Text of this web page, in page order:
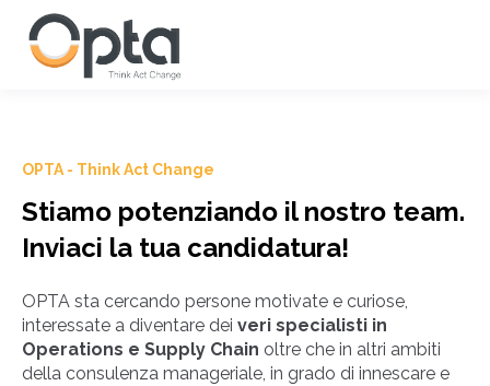
OPTA - Think Act Change
Stiamo potenziando il nostro team.
Inviaci la tua candidatura!
OPTA sta cercando persone motivate e curiose,
interessate a diventare dei veri specialisti in
Operations e Supply Chain oltre che in altri ambiti
della consulenza manageriale, in grado di innescare e